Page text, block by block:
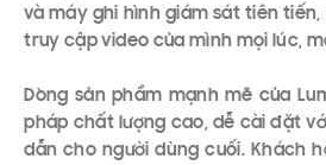
và máy ghi hình giám sát tiên
truy cập video của mình mọi lúc,
Dòng sản phẩm mạnh mẽ của
pháp chất lượng cao, dễ cài đặt
dẫn cho người dùng cuối. Khách